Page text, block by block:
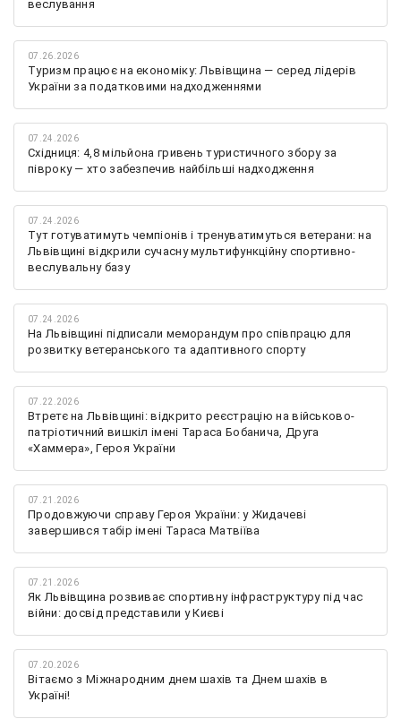
веслування
07.26.2026
Туризм працює на економіку: Львівщина — серед лідерів
України за податковими надходженнями
07.24.2026
Східниця: 4,8 мільйона гривень туристичного збору за
півроку — хто забезпечив найбільші надходження
07.24.2026
Тут готуватимуть чемпіонів і тренуватимуться ветерани: на
Львівщині відкрили сучасну мультифункційну спортивно-
веслувальну базу
07.24.2026
На Львівщині підписали меморандум про співпрацю для
розвитку ветеранського та адаптивного спорту
07.22.2026
Втретє на Львівщині: відкрито реєстрацію на військово-
патріотичний вишкіл імені Тараса Бобанича, Друга
«Хаммера», Героя України
07.21.2026
Продовжуючи справу Героя України: у Жидачеві
завершився табір імені Тараса Матвіїва
07.21.2026
Як Львівщина розвиває спортивну інфраструктуру під час
війни: досвід представили у Києві
07.20.2026
Вітаємо з Міжнародним днем шахів та Днем шахів в
Україні!